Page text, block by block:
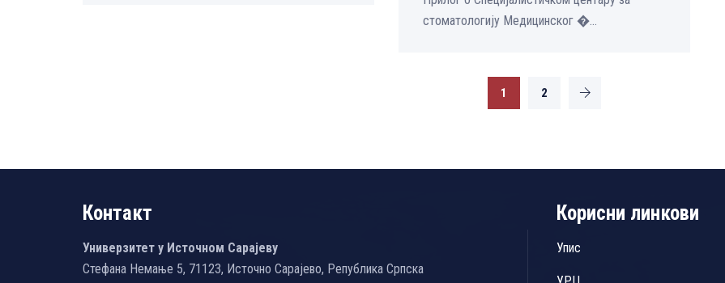
стоматологију Медицинског �...
1 2
Контакт
Универзитет у Источном Сарајеву
Стефана Немање 5, 71123, Источно Сарајево, Република Српска
Корисни линкови
Упис